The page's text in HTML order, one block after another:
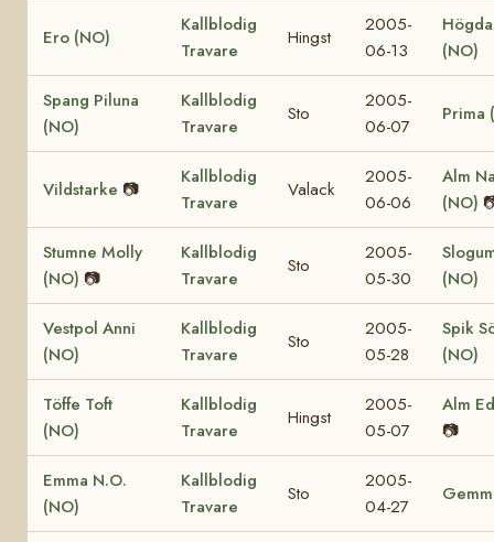
Ero (NO)
Kallblodig
Travare
Hingst
2005-
06-13
(NO)
Spang Piluna
(NO)
Kallblodig
Travare
Sto
2005-
06-07
Prima
Vildstarke 📷
Kallblodig
Travare
Valack
2005-
06-06
Alm
(NO)
Stumne Molly
(NO) 📷
Kallblodig
Travare
Sto
2005-
05-30
(NO)
Vestpol Anni
(NO)
Kallblodig
Travare
Sto
2005-
05-28
Spik
(NO)
Töffe Toft
(NO)
Kallblodig
Travare
Hingst
2005-
05-07
Alm
📷
Emma N.O.
(NO)
Kallblodig
Travare
Sto
2005-
04-27